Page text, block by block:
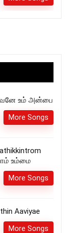
உம் அன்பை
More Songs
உம்மை
More Songs
Aaviyae
More Songs